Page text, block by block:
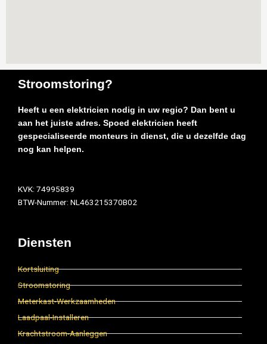
Stroomstoring?
Heeft u een elektricien nodig in uw regio? Dan bent u
aan het juiste adres. Spoed elektricien heeft
gespecialiseerde monteurs in dienst, die u dezelfde dag
nog kan helpen.
KVK: 74995839
BTW-Nummer: NL463215370B02
Diensten
Kortsluiting
Stroomstoring
Meterkast-Werkzaamheden
Laadpaal-Installeren
Krachtstroom-Aanleggen